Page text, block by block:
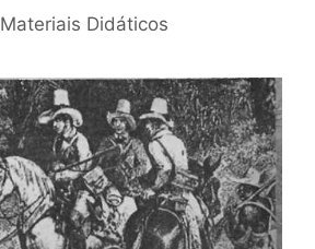
Materiais Didáticos